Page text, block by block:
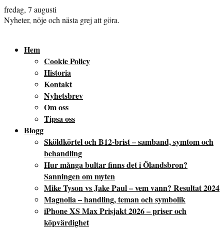
fredag, 7 augusti
Nyheter, nöje och nästa grej att göra.
Hem
Cookie Policy
Historia
Kontakt
Nyhetsbrev
Om oss
Tipsa oss
Blogg
Sköldkörtel och B12-brist – samband, symtom och
behandling
Hur många bultar finns det i Ölandsbron?
Sanningen om myten
Mike Tyson vs Jake Paul – vem vann? Resultat 2024
Magnolia – handling, teman och symbolik
iPhone XS Max Prisjakt 2026 – priser och
köpvärdighet